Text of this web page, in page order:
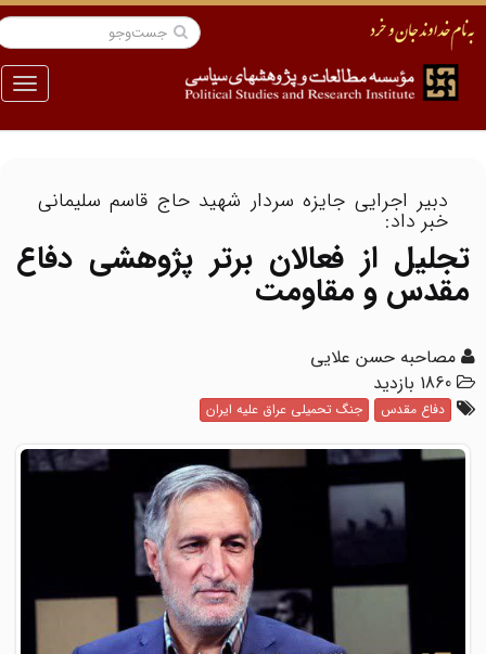
منو
دبیر اجرایی جایزه سردار شهید حاج قاسم سلیمانی
خبر داد:
تجلیل از فعالان برتر پژوهشی دفاع
مقدس و مقاومت
مصاحبه حسن علایی
1860 بازدید
دفاع مقدس جنگ تحمیلی عراق علیه ایران